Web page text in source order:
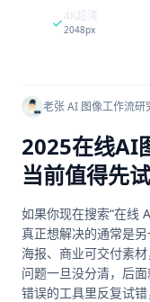
4K超清
2048px
老张 AI 图像工作流研
2025在线AI
当前值得先
如果你现在搜索“在线
真正想解决的通常是
海报、商业可交付素
问题一旦没分清，后
错误的工具里反复试